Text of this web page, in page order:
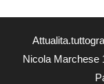
Nicola Marchese